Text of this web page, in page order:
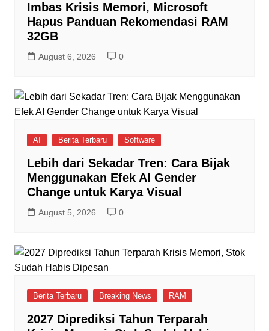
Imbas Krisis Memori, Microsoft
Hapus Panduan Rekomendasi RAM
32GB
August 6, 2026 0
AI Berita Terbaru Software
Lebih dari Sekadar Tren: Cara Bijak
Menggunakan Efek AI Gender
Change untuk Karya Visual
August 5, 2026 0
Berita Terbaru Breaking News RAM
2027 Diprediksi Tahun Terparah